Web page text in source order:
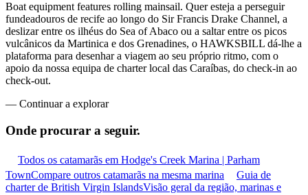
Boat equipment features rolling mainsail. Quer esteja a perseguir
fundeadouros de recife ao longo do Sir Francis Drake Channel, a
deslizar entre os ilhéus do Sea of Abaco ou a saltar entre os picos
vulcânicos da Martinica e dos Grenadines, o HAWKSBILL dá-lhe a
plataforma para desenhar a viagem ao seu próprio ritmo, com o
apoio da nossa equipa de charter local das Caraíbas, do check-in ao
check-out.
— Continuar a explorar
Onde procurar a seguir.
Todos os catamarãs em Hodge's Creek Marina | Parham
TownCompare outros catamarãs na mesma marina
Guia de
charter de British Virgin IslandsVisão geral da região, marinas e